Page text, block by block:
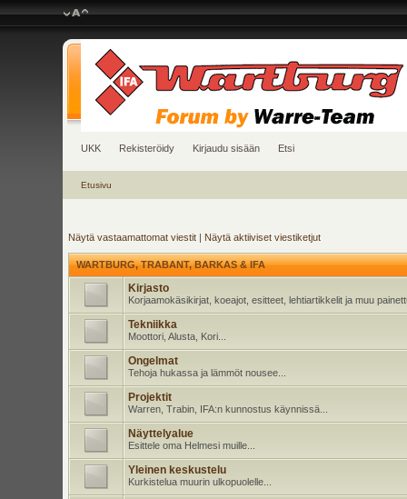
UKK Rekisteröidy Kirjaudu sisään Etsi
Etusivu
Näytä vastaamattomat viestit| Näytä aktiiviset viestiketjut
WARTBURG, TRABANT, BARKAS & IFA
Kirjasto
Korjaamokäsikirjat, koeajot, esitteet, lehtiartikkelit ja muu
Tekniikka
Moottori, Alusta, Kori...
Ongelmat
Tehoja hukassa ja lämmöt nousee...
Projektit
Warren, Trabin, IFA:n kunnostus käynnissä...
Näyttelyalue
Esittele oma Helmesi muille...
Yleinen keskustelu
Kurkistelua muurin ulkopuolelle...